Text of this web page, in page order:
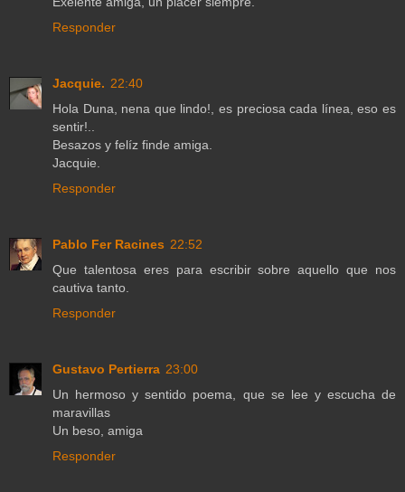
Responder
Jacquie. 22:40
Hola Duna, nena que lindo!, es preciosa cada línea, eso es
sentir!..
Besazos y felíz finde amiga.
Jacquie.
Responder
Pablo Fer Racines 22:52
Que talentosa eres para escribir sobre aquello que nos
cautiva tanto.
Responder
Gustavo Pertierra 23:00
Un hermoso y sentido poema, que se lee y escucha de
maravillas
Un beso, amiga
Responder